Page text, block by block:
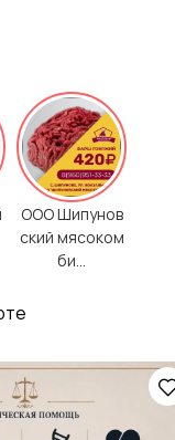
ООО Шипунов
ский мясоком
би...